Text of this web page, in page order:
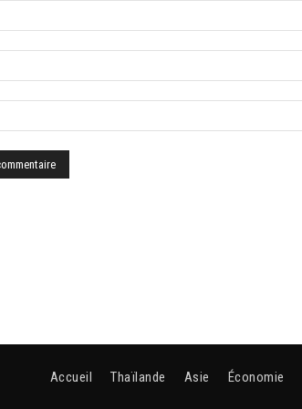
Accueil Thaïlande Asie Économie